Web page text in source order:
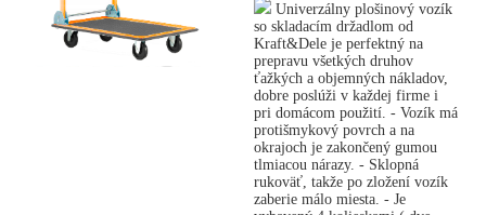
Univerzálny plošinový vozík
so skladacím držadlom od
Kraft&Dele je perfektný na
prepravu všetkých druhov
ťažkých a objemných nákladov,
dobre poslúži v každej firme i
pri domácom použití. - Vozík má
protišmykový povrch a na
okrajoch je zakončený gumou
tlmiacou nárazy. - Sklopná
rukoväť, takže po zložení vozík
zaberie málo miesta. - Je